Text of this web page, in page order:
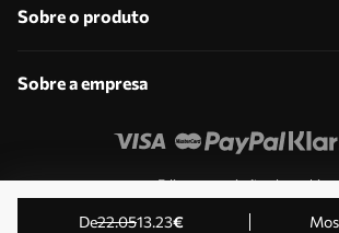
de22.0513.23€
Sobre o produto
Sobre a empresa
Edite as permissões de cookies
© 2011-2026 Uwalls . Todos os